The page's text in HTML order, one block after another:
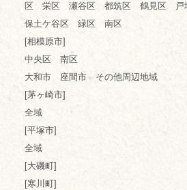
区 栄区 瀬谷区 都筑区 鶴見区 戸
保土ケ谷区 緑区 南区
[相模原市]
中央区 南区
大和市 座間市 その他周辺地域
[茅ヶ崎市]
全域
[平塚市]
全域
[大磯町]
[寒川町]